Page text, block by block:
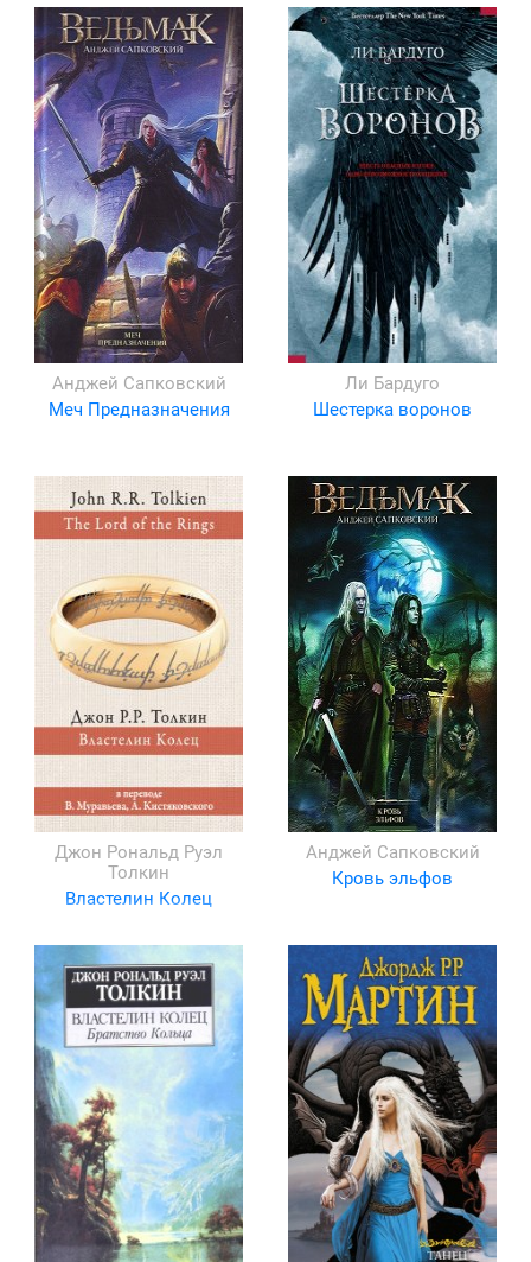
Анджей Сапковский
Меч Предназначения
Ли Бардуго
Шестерка воронов
Джон Рональд Руэл
Толкин
Властелин Колец
Анджей Сапковский
Кровь эльфов